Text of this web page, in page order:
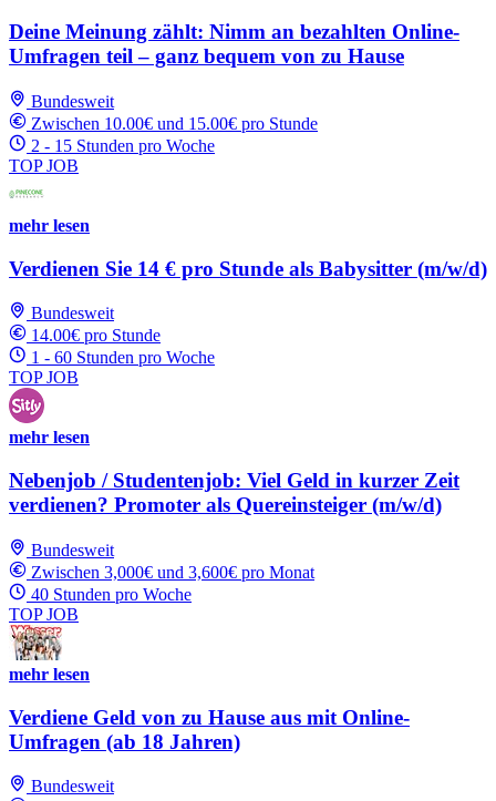
Deine Meinung zählt: Nimm an bezahlten Online-
Umfragen teil – ganz bequem von zu Hause
Bundesweit
Zwischen 10.00€ und 15.00€ pro Stunde
2 - 15 Stunden pro Woche
TOP JOB
mehr lesen
Verdienen Sie 14 € pro Stunde als Babysitter (m/w/d)
Bundesweit
14.00€ pro Stunde
1 - 60 Stunden pro Woche
TOP JOB
mehr lesen
Nebenjob / Studentenjob: Viel Geld in kurzer Zeit
verdienen? Promoter als Quereinsteiger (m/w/d)
Bundesweit
Zwischen 3,000€ und 3,600€ pro Monat
40 Stunden pro Woche
TOP JOB
mehr lesen
Verdiene Geld von zu Hause aus mit Online-
Umfragen (ab 18 Jahren)
Bundesweit